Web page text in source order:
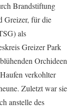
Brandstiftung
Greizer, für die
als
Greizer Park
Orchideen
verkohlter
Zuletzt war sie
anstelle des